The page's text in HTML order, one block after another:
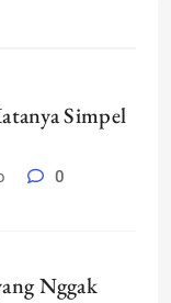
Simpel
0
Nggak